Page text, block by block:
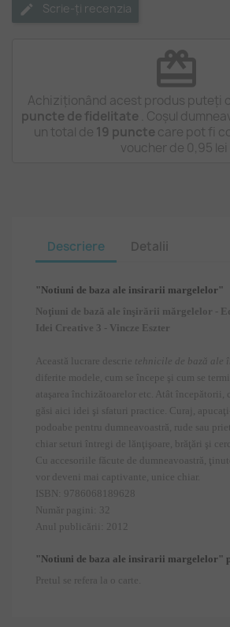
Scrie-ți recenzia
redeem
Achiziționând acest produs puteți
puncte de fidelitate . Coșul
un total de 19 puncte care pot fi
voucher de 0,95 lei
Descriere Detalii
"Notiuni de baza ale insirarii margelelor "
Noţiuni de bază ale înşirării mărgelelor -
Idei Creative 3 - Vincze Eszter
Această lucrare descrie tehnicile de bază ale
diferite modele, cum se începe şi cum se
ataşarea închizătoarelor etc. Atât începătorii,
găsi aici idei şi sfaturi practice. Curaj,
podoabe pentru dumneavoastră, rude sau
chiar seturi întregi de lănţişoare, brăţări şi
Cu accesoriile făcute de dumneavoastră,
vor deveni mai captivante, unice chiar.
ISBN: 9786068189628
Număr pagini: 32
Anul publicării: 2012
"Notiuni de baza ale insirarii margelelor"
Pretul se refera la o carte.